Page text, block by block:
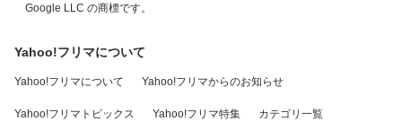
Google LLC の商標です。
Yahoo!フリマについて
Yahoo!フリマについて Yahoo!フリマからのお知らせ
Yahoo!フリマトピックス Yahoo!フリマ特集 カテゴリ一覧